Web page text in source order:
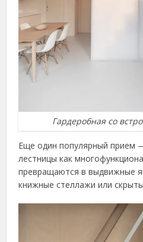
Гардеробная со
Еще один популярный прием
лестницы как
превращаются в выдвижные
книжные стеллажи или